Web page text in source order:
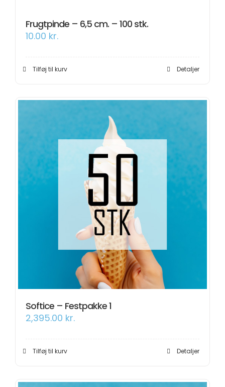
Frugtpinde – 6,5 cm. – 100 stk.
10.00 kr.
Tilføj til kurv Detaljer
Softice – Festpakke 1
2,395.00 kr.
Tilføj til kurv Detaljer